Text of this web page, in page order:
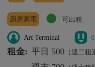
廚房家電 可出租
Art Terminal 0
租金: 平日 500 （週二